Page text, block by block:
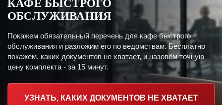
ОБСЛУЖИВАНИЯ
Покажем обязательный перечень для кафе быстрого
обслуживания и разложим его по ведомствам. Бесплатно
покажем, каких документов не хватает, и назовём точную
цену комплекта - за 15 минут.
УЗНАТЬ, КАКИХ ДОКУМЕНТОВ НЕ ХВАТАЕТ